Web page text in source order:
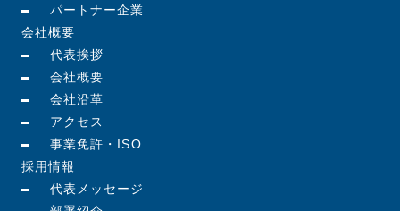
パートナー企業
会社概要
代表挨拶
会社概要
会社沿革
アクセス
事業免許・ISO
採用情報
代表メッセージ